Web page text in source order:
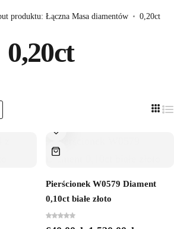
produktu: Łączna Masa diamentów 0,20ct
0,20ct
Pierścionek W0579 Diament
0,10ct białe złoto